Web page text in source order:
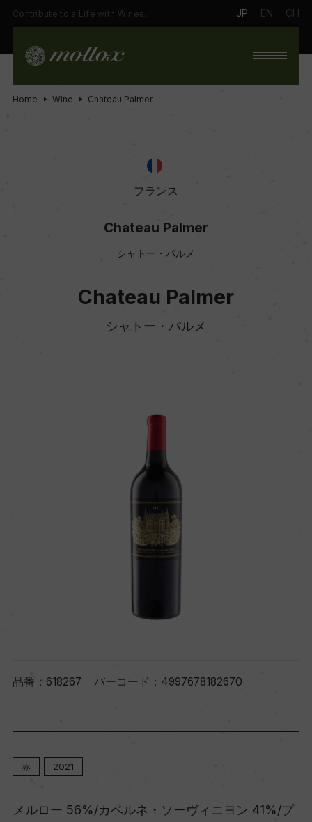
Contribute to a Life with Wines. JP EN CH
Home Wine Chateau Palmer
フランス
Chateau Palmer
シャトー・パルメ
Chateau Palmer
シャトー・パルメ
品番： 618267 バーコード： 4997678182670
赤 2021
メルロー 56%/カベルネ・ソーヴィニヨン 41%/プ